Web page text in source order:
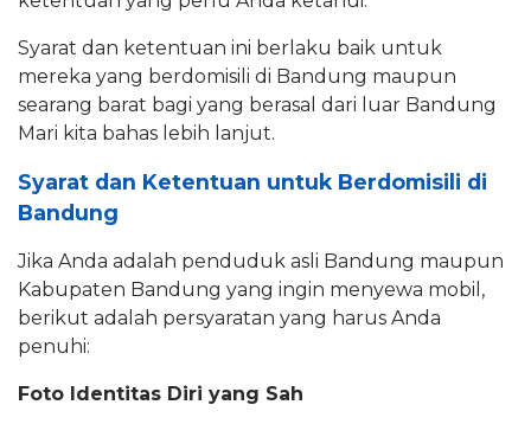
Syarat dan ketentuan ini berlaku baik untuk
mereka yang berdomisili di Bandung maupun
searang barat bagi yang berasal dari luar Bandung
Mari kita bahas lebih lanjut.
Syarat dan Ketentuan untuk Berdomisili di
Bandung
Jika Anda adalah penduduk asli Bandung maupun
Kabupaten Bandung yang ingin menyewa mobil,
berikut adalah persyaratan yang harus Anda
penuhi:
Foto Identitas Diri yang Sah